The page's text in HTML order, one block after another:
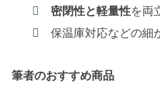
密閉性と軽量性を両
保温庫対応などの細
筆者のおすすめ商品